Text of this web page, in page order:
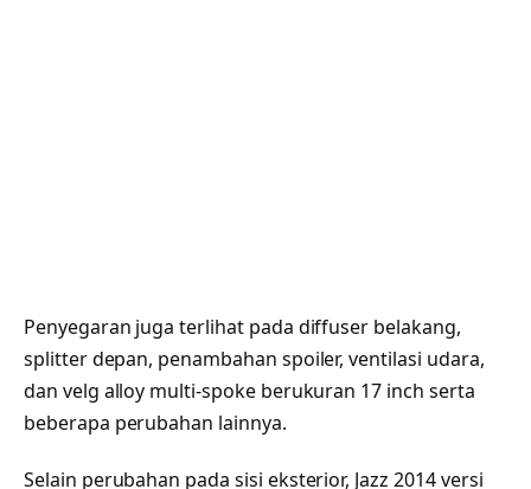
Penyegaran juga terlihat pada diffuser belakang,
splitter depan, penambahan spoiler, ventilasi udara,
dan velg alloy multi-spoke berukuran 17 inch serta
beberapa perubahan lainnya.
Selain perubahan pada sisi eksterior, Jazz 2014 versi